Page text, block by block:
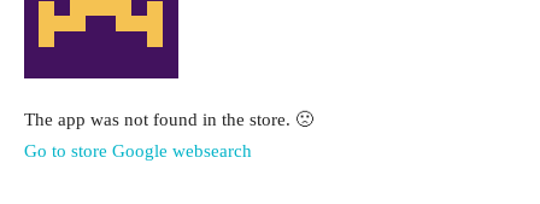
The app was not found in the store. 🙁
Go to store Google websearch